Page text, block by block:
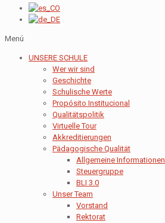
Menú
UNSERE SCHULE
Wer wir sind
Geschichte
Schulische Werte
Propósito Institucional
Qualitätspolitik
Virtuelle Tour
Akkreditierungen
Pädagogische Qualität
Allgemeine Informationen
Steuergruppe
BLI 3.0
Unser Team
Vorstand
Rektorat